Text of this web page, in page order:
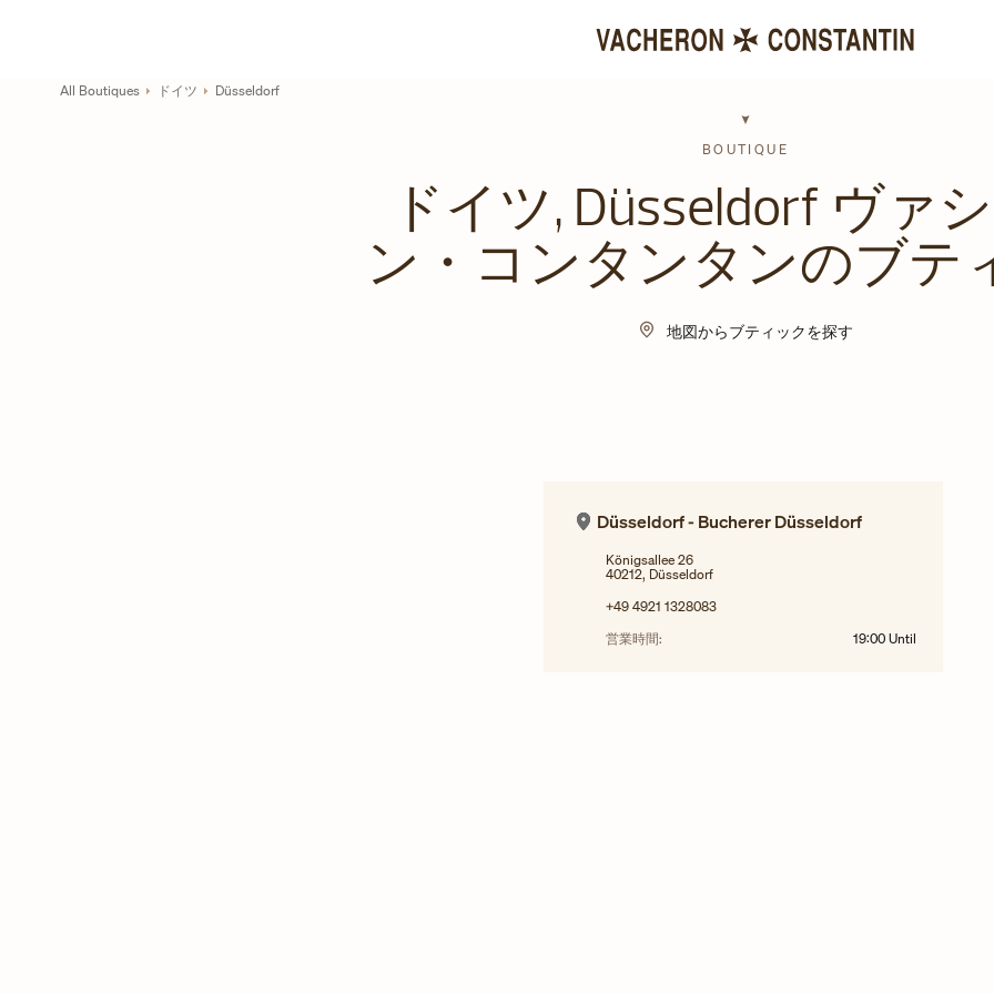
Return to Nav
All Boutiques ドイツ Düsseldorf
BOUTIQUE
ドイツ, Düsseldorf ヴァ
ン・コンタンタンのブテ
地図からブティックを探す
Düsseldorf - Bucherer Düsseldorf
Königsallee 26
40212, Düsseldorf
+49 4921 1328083
営業時間:
19:00 Until